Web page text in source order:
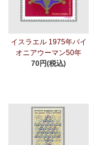
イスラエル 1975年パイ
オニアウーマン50年
70円(税込)